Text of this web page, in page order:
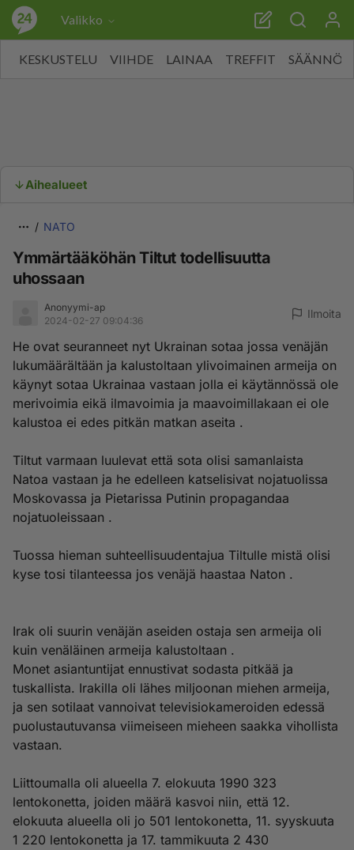
Valikko
KESKUSTELU VIIHDE LAINAA TREFFIT SÄÄNNÖT
Aihealueet
NATO
Ymmärtääköhän Tiltut todellisuutta
uhossaan
Anonyymi-ap
2024-02-27 09:04:36
Ilmoita
He ovat seuranneet nyt Ukrainan sotaa jossa venäjän
lukumäärältään ja kalustoltaan ylivoimainen armeija on
käynyt sotaa Ukrainaa vastaan jolla ei käytännössä ole
merivoimia eikä ilmavoimia ja maavoimillakaan ei ole
kalustoa ei edes pitkän matkan aseita .
Tiltut varmaan luulevat että sota olisi samanlaista
Natoa vastaan ja he edelleen katselisivat nojatuolissa
Moskovassa ja Pietarissa Putinin propagandaa
nojatuoleissaan .
Tuossa hieman suhteellisuudentajua Tiltulle mistä olisi
kyse tosi tilanteessa jos venäjä haastaa Naton .
Irak oli suurin venäjän aseiden ostaja sen armeija oli
kuin venäläinen armeija kalustoltaan .
Monet asiantuntijat ennustivat sodasta pitkää ja
tuskallista. Irakilla oli lähes miljoonan miehen armeija,
ja sen sotilaat vannoivat televisiokameroiden edessä
puolustautuvansa viimeiseen mieheen saakka vihollista
vastaan.
Liittoumalla oli alueella 7. elokuuta 1990 323
lentokonetta, joiden määrä kasvoi niin, että 12.
elokuuta alueella oli jo 501 lentokonetta, 11. syyskuuta
1 220 lentokonetta ja 17. tammikuuta 2 430